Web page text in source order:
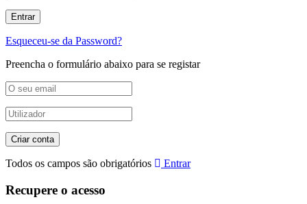
Esqueceu-se da Password?
Preencha o formulário abaixo para se registar
Todos os campos são obrigatórios Entrar
Recupere o acesso